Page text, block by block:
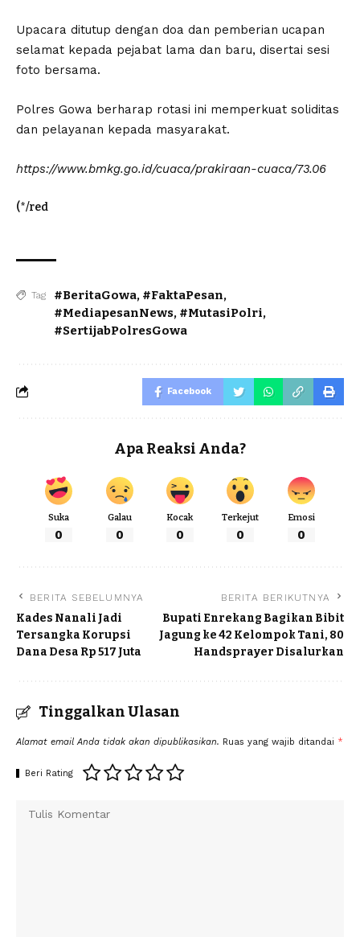
Upacara ditutup dengan doa dan pemberian ucapan
selamat kepada pejabat lama dan baru, disertai sesi
foto bersama.
Polres Gowa berharap rotasi ini memperkuat soliditas
dan pelayanan kepada masyarakat.
https://www.bmkg.go.id/cuaca/prakiraan-cuaca/73.06
(*/red
Tag #BeritaGowa, #FaktaPesan,
#MediapesanNews, #MutasiPolri,
#SertijabPolresGowa
Facebook
Apa Reaksi Anda?
Suka
0
Galau
0
Kocak
0
Terkejut
0
Emosi
0
BERITA SEBELUMNYA
Kades Nanali Jadi
Tersangka Korupsi
Dana Desa Rp 517 Juta
BERITA BERIKUTNYA
Bupati Enrekang Bagikan Bibit
Jagung ke 42 Kelompok Tani, 80
Handsprayer Disalurkan
Tinggalkan Ulasan
Alamat email Anda tidak akan dipublikasikan. Ruas yang wajib ditandai *
Beri Rating